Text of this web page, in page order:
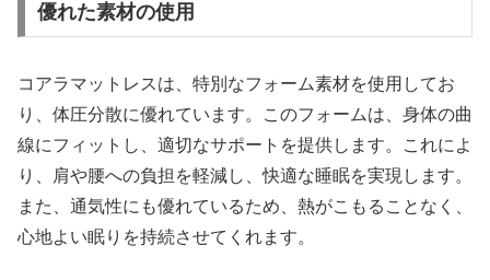
優れた素材の使用
コアラマットレスは、特別なフォーム素材を使用してお
り、体圧分散に優れています。このフォームは、身体の曲
線にフィットし、適切なサポートを提供します。これによ
り、肩や腰への負担を軽減し、快適な睡眠を実現します。
また、通気性にも優れているため、熱がこもることなく、
心地よい眠りを持続させてくれます。